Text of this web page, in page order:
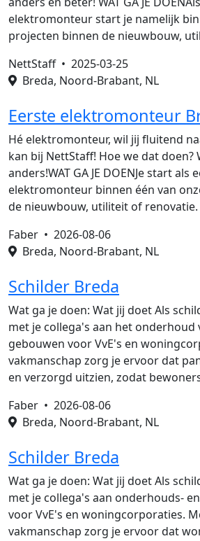
elektromonteur start je namelijk
projecten binnen de nieuwbouw,
NettStaff • 2025-03-25
Breda, Noord-Brabant, NL
Eerste elektromonteur
Hé elektromonteur, wil jij fluitend
kan bij NettStaff! Hoe we dat doen?
anders!WAT GA JE DOENJe start als
elektromonteur binnen één van
de nieuwbouw, utiliteit of
Faber • 2026-08-06
Breda, Noord-Brabant, NL
Schilder Breda
Wat ga je doen: Wat jij doet Als
met je collega's aan het onderhoud
gebouwen voor VvE's en
vakmanschap zorg je ervoor dat
en verzorgd uitzien, zodat
Faber • 2026-08-06
Breda, Noord-Brabant, NL
Schilder Breda
Wat ga je doen: Wat jij doet Als
met je collega's aan onderhouds-
voor VvE's en woningcorporaties.
vakmanschap zorg je ervoor dat